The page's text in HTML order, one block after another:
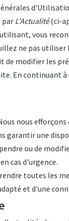
parL'Actualité(ci-
vous
ne pas utiliser
de modifier les
En continuant
nous
garantir une
ou de
cas d'urgence.
toutes les
et d'une